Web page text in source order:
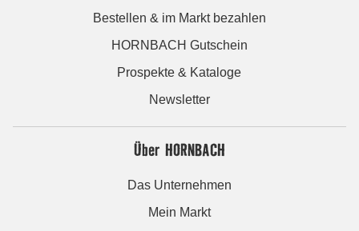
Bestellen & im Markt bezahlen
HORNBACH Gutschein
Prospekte & Kataloge
Newsletter
Über HORNBACH
Das Unternehmen
Mein Markt